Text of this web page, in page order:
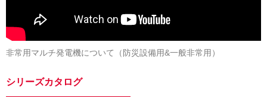
非常用マルチ発電機について（防災設備用&一般非常用）
シリーズカタログ